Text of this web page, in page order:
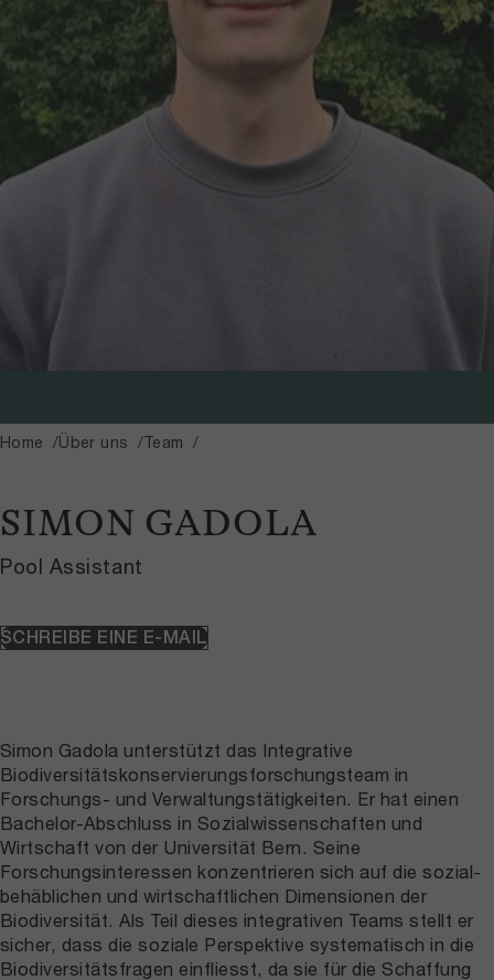
Home Über uns Team
SIMON GADOLA
Pool Assistant
SCHREIBE EINE E-MAIL
Simon Gadola unterstützt das Integrative
Biodiversitätskonservierungsforschungsteam in
Forschungs- und Verwaltungstätigkeiten. Er hat einen
Bachelor-Abschluss in Sozialwissenschaften und
Wirtschaft von der Universität Bern. Seine
Forschungsinteressen konzentrieren sich auf die sozial-
behäblichen und wirtschaftlichen Dimensionen der
Biodiversität. Als Teil dieses integrativen Teams stellt er
sicher, dass die soziale Perspektive systematisch in die
Biodiversitätsfragen einfliesst, da sie für die Schaffung